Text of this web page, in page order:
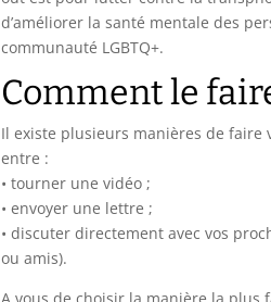
d’améliorer la santé mentale des
communauté LGBTQ+.
Comment le
Il existe plusieurs manières de faire
entre :
• tourner une vidéo ;
• envoyer une lettre ;
• discuter directement avec vos
ou amis).